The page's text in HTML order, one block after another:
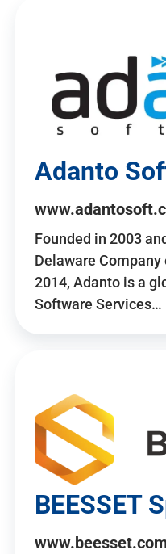
Adanto
Founded in 2003
Delaware
2014, Adanto is a
Software Services…
BEESSET